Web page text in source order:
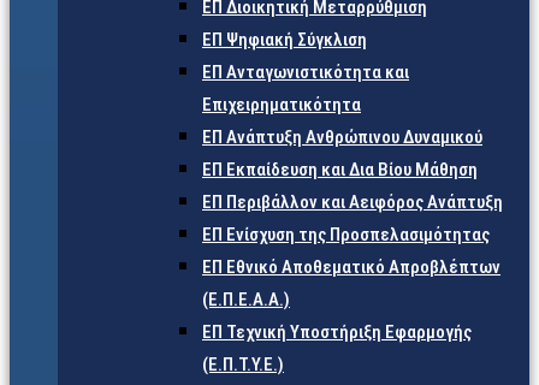
ΕΠ Διοικητική Μεταρρύθμιση
ΕΠ Ψηφιακή Σύγκλιση
ΕΠ Ανταγωνιστικότητα και
Επιχειρηματικότητα
ΕΠ Ανάπτυξη Ανθρώπινου Δυναμικού
ΕΠ Εκπαίδευση και Δια Βίου Μάθηση
ΕΠ Περιβάλλον και Αειφόρος Ανάπτυξη
ΕΠ Ενίσχυση της Προσπελασιμότητας
ΕΠ Εθνικό Αποθεματικό Απροβλέπτων
(Ε.Π.Ε.Α.Α.)
ΕΠ Τεχνική Υποστήριξη Εφαρμογής
(Ε.Π.Τ.Υ.Ε.)